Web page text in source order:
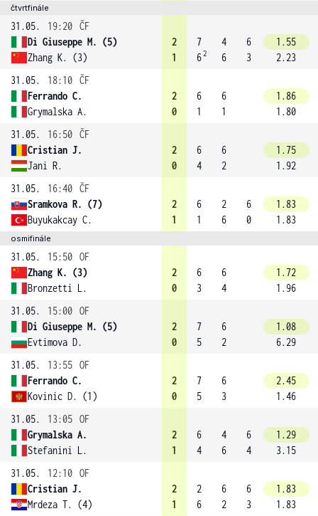
čtvrtfinále
31.05. 19:20 ČF
Di Giuseppe M. (5)
Zhang K. (3)
2
1
7
62
4
6
6
3
1.55
2.23
31.05.
18:10 ČF
Ferrando C.
Grymalska A.
2
0
6
1
6
1
1.86
1.80
31.05.
16:50 ČF
Cristian J.
Jani R.
2
0
6
4
6
2
1.75
1.92
31.05.
16:40 ČF
Sramkova R. (7)
Buyukakcay C.
2
1
6
1
2
6
6
0
1.83
1.83
osmifinále
31.05. 15:50 OF
Zhang K. (3)
Bronzetti L.
2
0
6
3
6
4
1.72
1.96
31.05.
15:00 OF
Di Giuseppe M. (5)
Evtimova D.
2
0
7
5
6
2
1.08
6.29
31.05.
13:55 OF
Ferrando C.
Kovinic D. (1)
2
0
7
5
6
3
2.45
1.46
31.05.
13:05 OF
Grymalska A.
Stefanini L.
2
1
6
4
4
6
6
4
1.29
3.15
31.05.
12:10 OF
Cristian J.
Mrdeza T. (4)
2
1
2
6
6
2
6
3
1.83
1.83